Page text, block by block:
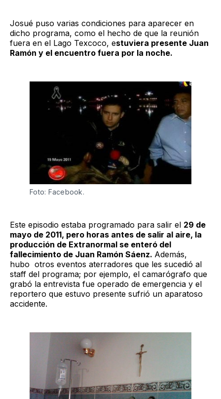
Josué puso varias condiciones para aparecer en
dicho programa, como el hecho de que la reunión
fuera en el Lago Texcoco, estuviera presente Juan
Ramón y el encuentro fuera por la noche.
Foto: Facebook.
Este episodio estaba programado para salir el 29 de
mayo de 2011, pero horas antes de salir al aire, la
producción de Extranormal se enteró del
fallecimiento de Juan Ramón Sáenz. Además,
hubo otros eventos aterradores que les sucedió al
staff del programa; por ejemplo, el camarógrafo que
grabó la entrevista fue operado de emergencia y el
reportero que estuvo presente sufrió un aparatoso
accidente.